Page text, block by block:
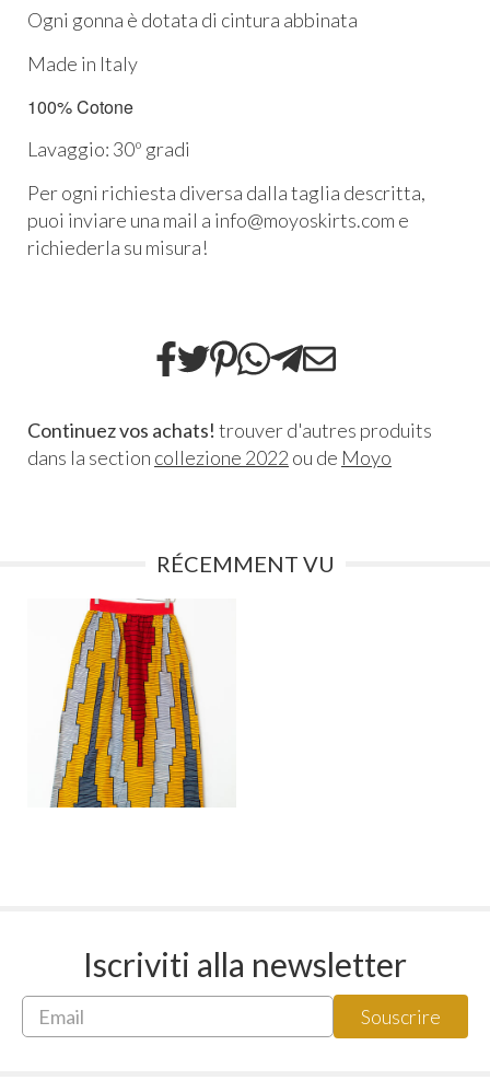
Ogni gonna è dotata di cintura abbinata
Made in Italy
100% Cotone
Lavaggio: 30º gradi
Per ogni richiesta diversa dalla taglia descritta,
puoi inviare una mail a info@moyoskirts.com e
richiederla su misura!
Continuez vos achats! trouver d'autres produits
dans la section collezione 2022 ou de Moyo
RÉCEMMENT VU
Iscriviti alla newsletter